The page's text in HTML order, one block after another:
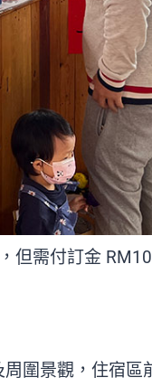
但需付訂金
圍景觀，住宿